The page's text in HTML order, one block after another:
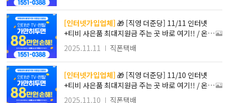
G 인터넷가입!!
[인터넷가입업체] 🎁 [직영 더준당] 11/11 인터넷
+티비 사은품 최대지원금 주는 곳 바로 여기!! / 온라
인 진행!! 방문필요X 간편접수로 가입하자!! / 최대 1
48만원 사은품 혜택 !! 타사보다 무조건 더! SK KT L
G 인터넷가입!!
2025.11.11 직폰택배
[인터넷가입업체] 🎁 [직영 더준당] 11/10 인터넷
+티비 사은품 최대지원금 주는 곳 바로 여기!! / 온라
인 진행!! 방문필요X 간편접수로 가입하자!! / 최대 1
2025.11.10 직폰택배